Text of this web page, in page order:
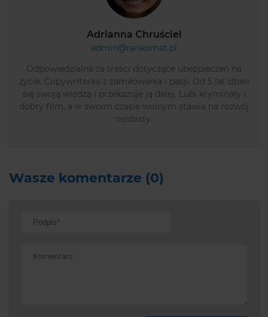
Adrianna Chruściel
admin@rankomat.pl
Odpowiedzialna za treści dotyczące ubezpieczeń na
życie. Copywriterka z zamiłowania i pasji. Od 5 lat dzieli
się swoją wiedzą i przekazuje ją dalej. Lubi kryminały i
dobry film, a w swoim czasie wolnym stawia na rozwój
osobisty.
Wasze komentarze (0)